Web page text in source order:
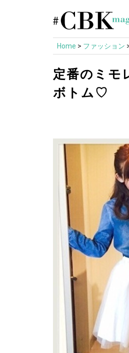
content
Home > ファッション
定番のミモ
ボトム♡